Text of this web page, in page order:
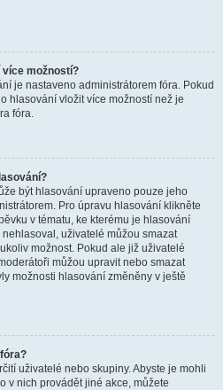
více možností?
je nastaveno administrátorem fóra. Pokud
hlasování vložit více možností než je
fóra.
být hlasování upraveno pouze jeho
Pro úpravu hlasování klikněte
v tématu, ke kterému je hlasování
uživatelé můžou smazat
možnost. Pokud ale již uživatelé
můžou upravit nebo smazat
možnosti hlasování změněny v ještě
uživatelé nebo skupiny. Abyste je mohli
v nich provádět jiné akce, můžete